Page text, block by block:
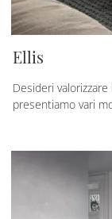
Ellis
Desideri
presentiamo vari